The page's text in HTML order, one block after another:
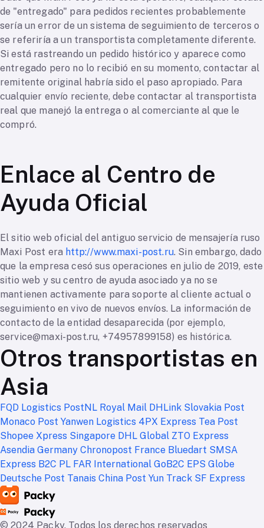
de "entregado" para pedidos recientes probablemente
sería un error de un sistema de seguimiento de terceros o
se referiría a un transportista completamente diferente.
Si está rastreando un pedido histórico y aparece como
entregado pero no lo recibió en su momento, contactar al
remitente original habría sido el paso apropiado. Para
cualquier envío reciente, debe contactar al transportista
real que manejó la entrega o al comerciante al que le
compró.
Enlace al Centro de
Ayuda Oficial
El sitio web oficial del antiguo servicio de mensajería ruso
Maxi Post era http://www.maxi-post.ru. Sin embargo, dado
que la empresa cesó sus operaciones en julio de 2019, este
sitio web y su centro de ayuda asociado ya no se
mantienen activamente para soporte al cliente actual o
seguimiento en vivo de nuevos envíos. La información de
contacto de la entidad desaparecida (por ejemplo,
service@maxi-post.ru, +74957899158) es histórica.
Otros transportistas en
Asia
FQD Logistics PostNL Royal Mail DHLink Slovakia Post
Monaco Post Yanwen Logistics 4PX Express Tea Post
Shopee Xpress Singapore DHL Global ZTO Express
Asendia Germany Chronopost France Bluedart SMSA
Express B2C PL FAR International GoB2C EPS Globe
Deutsche Post Tanais China Post Yun Track SF Express
© 2024 Packy. Todos los derechos reservados